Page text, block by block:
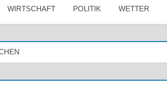
WIRTSCHAFT POLITIK WETTER